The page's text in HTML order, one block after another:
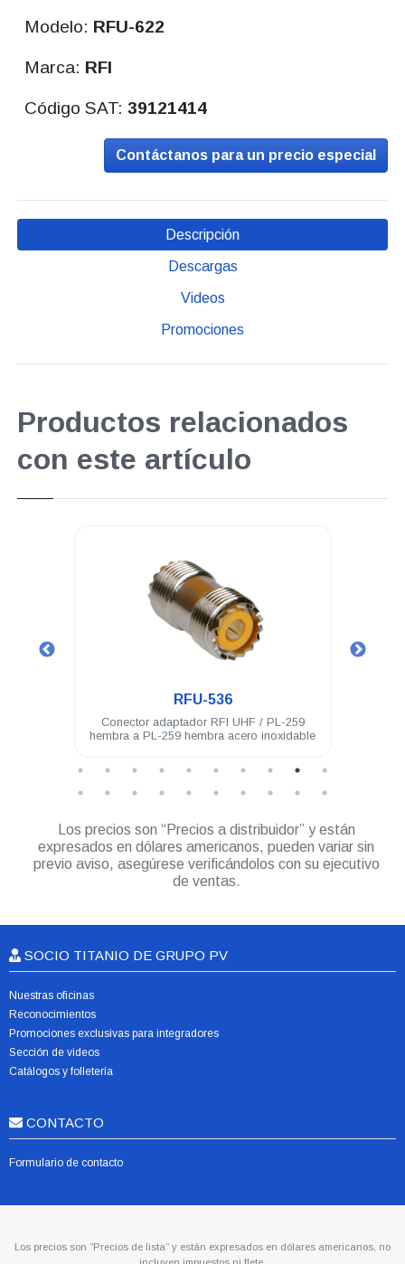
Modelo: RFU-622
Marca: RFI
Código SAT:39121414
Contáctanos para un precio especial
Descripción
Descargas
Videos
Promociones
Productos relacionados
con este artículo
RFU-536
Conector adaptador RFI UHF / PL-259
hembra a PL-259 hembra acero inoxidable
Los precios son “Precios a distribuidor” y están
expresados en dólares americanos, pueden variar sin
previo aviso, asegúrese verificándolos con su ejecutivo
de ventas.
SOCIO TITANIO DE GRUPO PV
Nuestras oficinas
Reconocimientos
Promociones exclusivas para integradores
Sección de videos
Catálogos y folletería
CONTACTO
Formulario de contacto
Los precios son “Precios de lista” y están expresados en dólares americanos, no